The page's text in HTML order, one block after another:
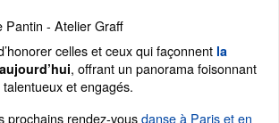
Pantin - Atelier Graff
celles et ceux qui façonnent la
, offrant un panorama foisonnant
et engagés.
prochains rendez-vousdanse à Paris et en